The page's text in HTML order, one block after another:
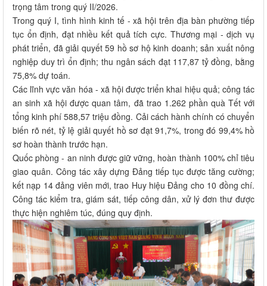
trọng tâm trong quý II/2026.
Trong quý I, tình hình kinh tế - xã hội trên địa bàn phường tiếp
tục ổn định, đạt nhiều kết quả tích cực. Thương mại - dịch vụ
phát triển, đã giải quyết 59 hồ sơ hộ kinh doanh; sản xuất nông
nghiệp duy trì ổn định; thu ngân sách đạt 117,87 tỷ đồng, bằng
75,8% dự toán.
Các lĩnh vực văn hóa - xã hội được triển khai hiệu quả; công tác
an sinh xã hội được quan tâm, đã trao 1.262 phần quà Tết với
tổng kinh phí 588,57 triệu đồng. Cải cách hành chính có chuyển
biến rõ nét, tỷ lệ giải quyết hồ sơ đạt 91,7%, trong đó 99,4% hồ
sơ hoàn thành trước hạn.
Quốc phòng - an ninh được giữ vững, hoàn thành 100% chỉ tiêu
giao quân. Công tác xây dựng Đảng tiếp tục được tăng cường;
kết nạp 14 đảng viên mới, trao Huy hiệu Đảng cho 10 đồng chí.
Công tác kiểm tra, giám sát, tiếp công dân, xử lý đơn thư được
thực hiện nghiêm túc, đúng quy định.